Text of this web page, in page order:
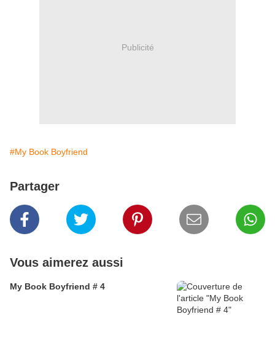
Publicité
#My Book Boyfriend
Partager
Vous aimerez aussi
My Book Boyfriend # 4